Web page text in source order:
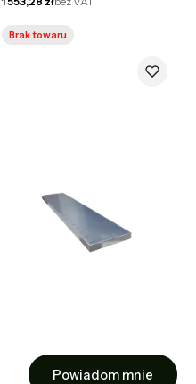
Brak towaru
Powiadom mnie